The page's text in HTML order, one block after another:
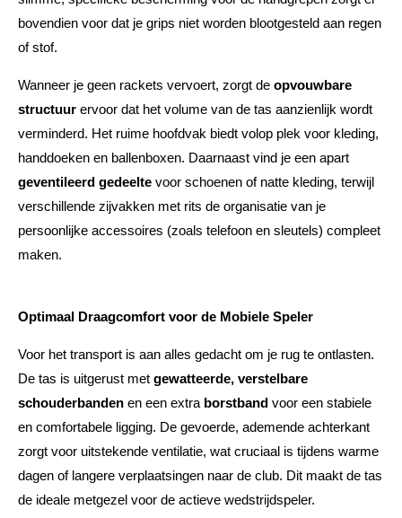
bovendien voor dat je grips niet worden blootgesteld aan regen
of stof.
Wanneer je geen rackets vervoert, zorgt de opvouwbare
structuur ervoor dat het volume van de tas aanzienlijk wordt
verminderd. Het ruime hoofdvak biedt volop plek voor kleding,
handdoeken en ballenboxen. Daarnaast vind je een apart
geventileerd gedeelte voor schoenen of natte kleding, terwijl
verschillende zijvakken met rits de organisatie van je
persoonlijke accessoires (zoals telefoon en sleutels) compleet
maken.
Optimaal Draagcomfort voor de Mobiele Speler
Voor het transport is aan alles gedacht om je rug te ontlasten.
De tas is uitgerust met gewatteerde, verstelbare
schouderbanden en een extra borstband voor een stabiele
en comfortabele ligging. De gevoerde, ademende achterkant
zorgt voor uitstekende ventilatie, wat cruciaal is tijdens warme
dagen of langere verplaatsingen naar de club. Dit maakt de tas
de ideale metgezel voor de actieve wedstrijdspeler.